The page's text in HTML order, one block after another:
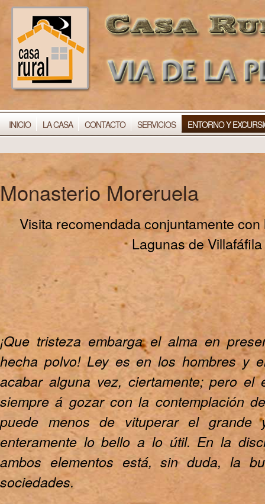
INICIO LA CASA CONTACTO SERVICIOS ENTORNO Y
Monasterio Moreruela
Visita recomendada conjuntamente
Lagunas de Villafáfila
¡Que tristeza embarga el alma en
hecha polvo! Ley es en los hombres y
acabar alguna vez, ciertamente; pero el
siempre á gozar con la contemplación
puede menos de vituperar el grande
enteramente lo bello a lo útil. En la
ambos elementos está, sin duda, la
sociedades.